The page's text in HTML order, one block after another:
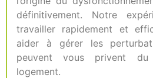
définitivement. Notre
travailler rapidement et
aider à gérer les
peuvent vous privent
logement.